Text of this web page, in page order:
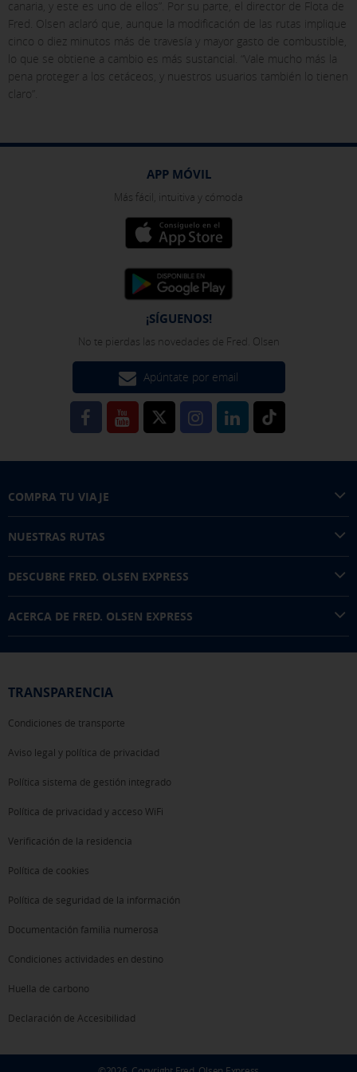
canaria, y este es uno de ellos”. Por su parte, el director de Flota de
Fred. Olsen aclaró que, aunque la modificación de las rutas implique
cinco o diez minutos más de travesía y mayor gasto de combustible,
lo que se obtiene a cambio es más sustancial. “Vale mucho más la
pena proteger a los cetáceos, y nuestros usuarios también lo tienen
claro”.
APP MÓVIL
Más fácil, intuitiva y cómoda
¡SÍGUENOS!
No te pierdas las novedades de Fred. Olsen
Apúntate por email
COMPRA TU VIAJE
NUESTRAS RUTAS
DESCUBRE FRED. OLSEN EXPRESS
ACERCA DE FRED. OLSEN EXPRESS
TRANSPARENCIA
Condiciones de transporte
Aviso legal y política de privacidad
Política sistema de gestión integrado
Política de privacidad y acceso WiFi
Verificación de la residencia
Política de cookies
Política de seguridad de la información
Documentación familia numerosa
Condiciones actividades en destino
Huella de carbono
Declaración de Accesibilidad